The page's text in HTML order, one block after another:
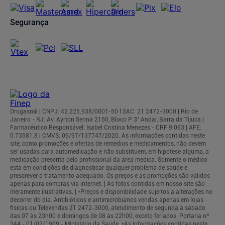
Segurança
Drogasmil | CNPJ: 42.225.938/0001-50 l SAC: 21 2472-3000 | Rio de
Janeiro - RJ: Av. Ayrton Senna 2150, Bloco P 3° Andar, Barra da Tijuca |
Farmacêutico Responsável: Isabel Cristina Menezes - CRF 9.063 | AFE:
0.73581.8 | CMVS: 09/97/137747/2020. As informações contidas neste
site, como promoções e ofertas de remédios e medicamentos, não devem
ser usadas para automedicação e não substituem, em hipótese alguma, a
medicação prescrita pelo profissional da área médica. Somente o médico
está em condições de diagnosticar qualquer problema de saúde e
prescrever o tratamento adequado. Os preços e as promoções são válidos
apenas para compras via internet. | As fotos contidas em nosso site são
meramente ilustrativas. | *Preços e disponibilidade sujeitos a alterações no
decorrer do dia. Antibióticos e antimicrobianos vendas apenas em lojas
físicas ou Televendas 21 2472-3000, atendimento de segunda à sábado
das 07 às 23h00 e domingos de 08 às 22h00, exceto feriados. Portaria nº